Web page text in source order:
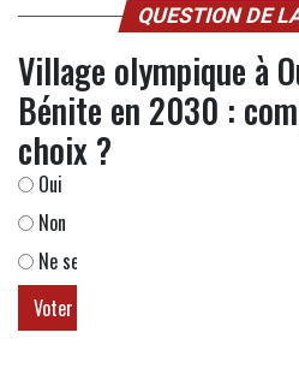
QUESTION DE
Village olympique à
Bénite en 2030 :
choix ?
Oui
Non
Ne se prononce pas